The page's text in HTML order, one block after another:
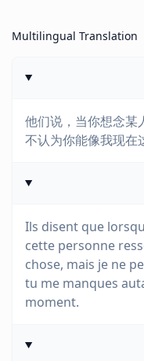
Multilingual Translation
他们说，当你想念某
不认为你能像我现在
Ils disent que
cette personne
chose, mais je ne
tu me manques
moment.